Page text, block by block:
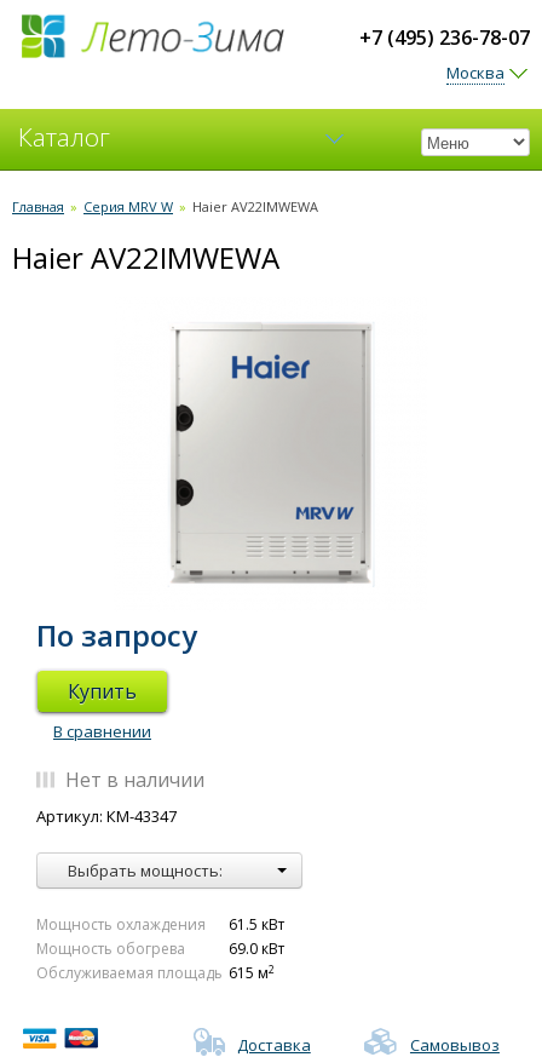
+7 (495) 236-78-07
Москва
Каталог
Кондиционеры
Вентиляция
Главная » Серия MRV W » Haier AV22IMWEWA
Haier AV22IMWEWA
По запросу
Купить
В сравнении
Нет в наличии
Артикул: КМ-43347
Выбрать мощность:
Мощность охлаждения
61.5 кВт
Мощность обогрева
69.0 кВт
Обслуживаемая площадь 615 м2
Доставка
Самовывоз